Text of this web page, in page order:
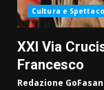
Cultura e
XXI Via
Francesco
Redazione